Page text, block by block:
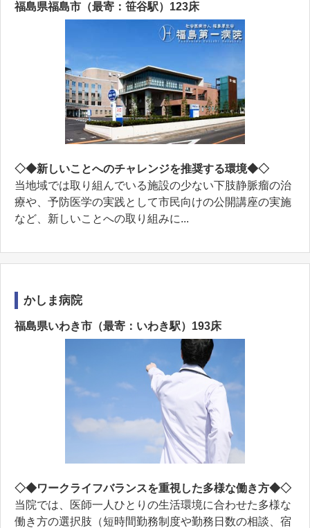
福島県福島市（最寄：笹谷駅）123床
◇◆新しいことへのチャレンジを推奨する環境◆◇
当地域では取り組んでいる施設の少ない下肢静脈瘤の治
療や、予防医学の実践として市民向けの公開講座の実施
など、新しいことへの取り組みに...
かしま病院
福島県いわき市（最寄：いわき駅）193床
◇◆ワークライフバランスを重視した多様な働き方◆◇
当院では、医師一人ひとりの生活環境に合わせた多様な
働き方の選択肢（短時間勤務制度や勤務日数の相談、宿